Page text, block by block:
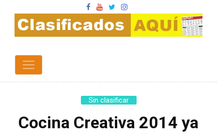
Sin clasificar
Cocina Creativa 2014 ya